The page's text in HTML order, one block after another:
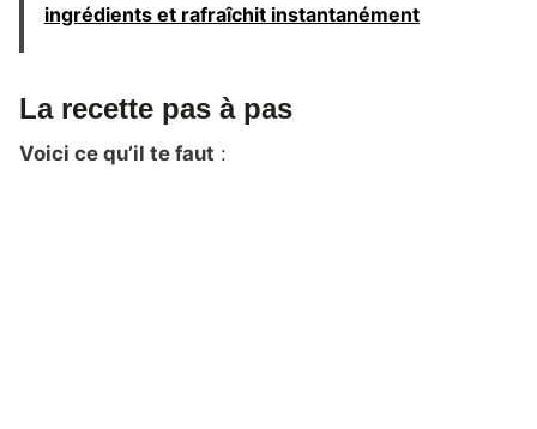
ingrédients et rafraîchit instantanément
La recette pas à pas
Voici ce qu’il te faut :